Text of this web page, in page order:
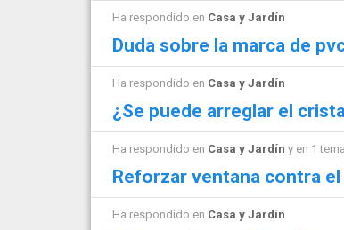
Ha respondido en Casa y Jardín
Duda sobre la marca de
Ha respondido en Casa y Jardín
¿Se puede arreglar el
Ha respondido en Casa y Jardín y en 1
Reforzar ventana contra
Ha respondido en Casa y Jardín